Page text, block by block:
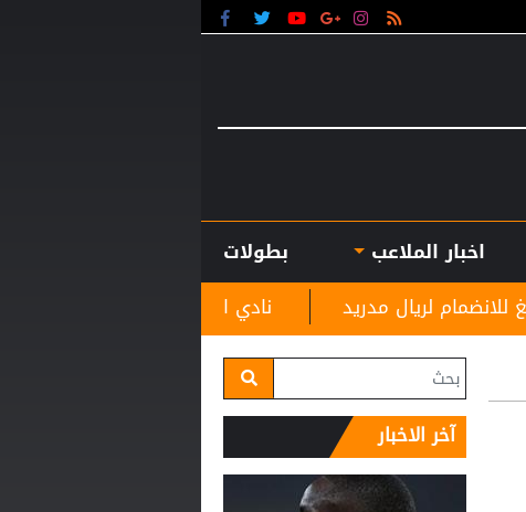
اخبار الملاعب
بطولات
نادي الرمثا يستقبل مدربه الجديد غاسانين استعدادًا
آخر الاخبار